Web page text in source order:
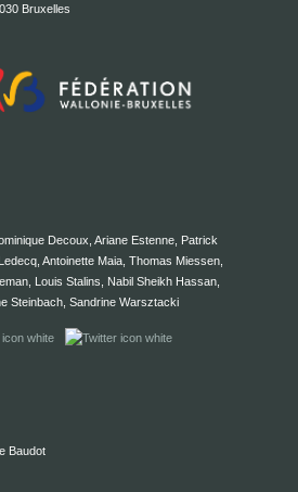
Bruxelles
Decoux, Ariane Estenne, Patrick
Antoinette Maia, Thomas Miessen,
Louis Stalins, Nabil Sheikh Hassan,
Steinbach, Sandrine Warsztacki
Baudot